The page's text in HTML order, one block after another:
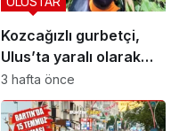
Kozcağızlı gurbetçi,
Ulus’ta yaralı olarak
kurtarıldı
3 hafta önce